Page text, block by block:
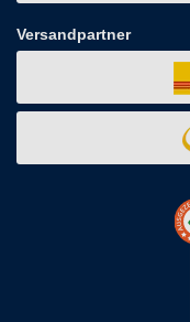
Versandpartner